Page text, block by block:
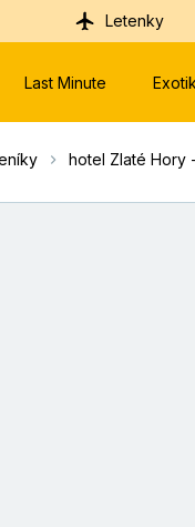
Letenky
Last Minute
hotel Zlaté Hory